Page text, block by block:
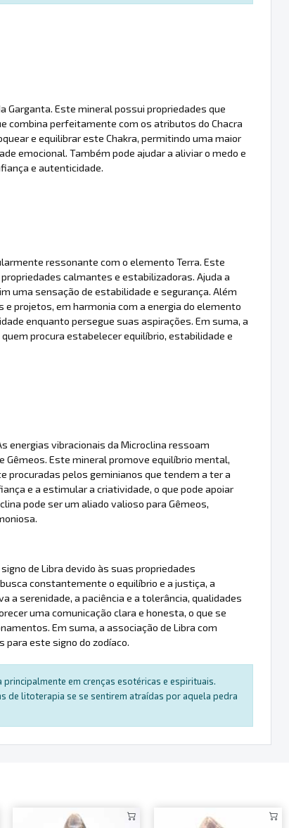
Garganta. Este mineral possui propriedades que
combina perfeitamente com os atributos do Chacra
e equilibrar este Chakra, permitindo uma maior
emocional. Também pode ajudar a aliviar o medo e
e autenticidade.
ressonante com o elemento Terra. Este
calmantes e estabilizadoras. Ajuda a
uma sensação de estabilidade e segurança. Além
projetos, em harmonia com a energia do elemento
enquanto persegue suas aspirações. Em suma, a
procura estabelecer equilíbrio, estabilidade e
energias vibracionais da Microclina ressoam
Este mineral promove equilíbrio mental,
procuradas pelos geminianos que tendem a ter a
e a estimular a criatividade, o que pode apoiar
pode ser um aliado valioso para Gêmeos,
de Libra devido às suas propriedades
constantemente o equilíbrio e a justiça, a
a serenidade, a paciência e a tolerância, qualidades
uma comunicação clara e honesta, o que se
Em suma, a associação de Libra com
para este signo do zodíaco.
em crenças esotéricas e espirituais.
de litoterapia se se sentirem atraídas por aquela pedra